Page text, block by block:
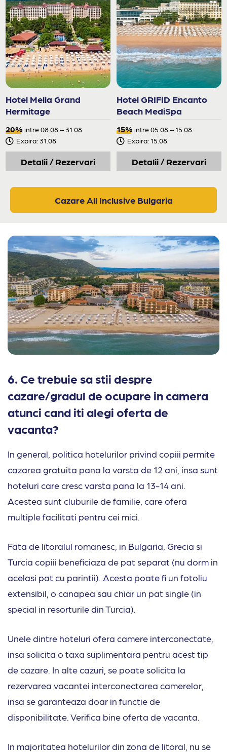
Hotel Melia Grand
Hermitage
20% intre 08.08 – 31.08
Expira: 31.08
Detalii / Rezervari
Hotel GRIFID Encanto
Beach MediSpa
15% intre 05.08 – 15.08
Expira: 15.08
Detalii / Rezervari
Cazare All Inclusive Bulgaria
6. Ce trebuie sa stii despre
cazare/gradul de ocupare in camera
atunci cand iti alegi oferta de
vacanta?
In general, politica hotelurilor privind copiii permite
cazarea gratuita pana la varsta de 12 ani, insa sunt
hoteluri care cresc varsta pana la 13-14 ani.
Acestea sunt cluburile de familie, care ofera
multiple facilitati pentru cei mici.
Fata de litoralul romanesc, in Bulgaria, Grecia si
Turcia copiii beneficiaza de pat separat (nu dorm in
acelasi pat cu parintii). Acesta poate fi un fotoliu
extensibil, o canapea sau chiar un pat single (in
special in resorturile din Turcia).
Unele dintre hoteluri ofera camere interconectate,
insa solicita o taxa suplimentara pentru acest tip
de cazare. In alte cazuri, se poate solicita la
rezervarea vacantei interconectarea camerelor,
insa se garanteaza doar in functie de
disponibilitate. Verifica bine oferta de vacanta.
In majoritatea hotelurilor din zona de litoral, nu se